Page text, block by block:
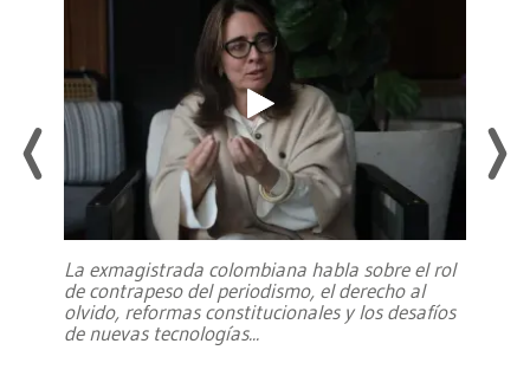
La exmagistrada colombiana habla sobre el rol
de contrapeso del periodismo, el derecho al
olvido, reformas constitucionales y los desafíos
de nuevas tecnologías...